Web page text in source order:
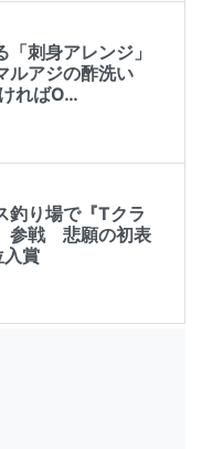
「刺身アレンジ」
ルアジの酢洗い
ればO…
釣り場で『Tクラ
参戦 悲願の初表
賞